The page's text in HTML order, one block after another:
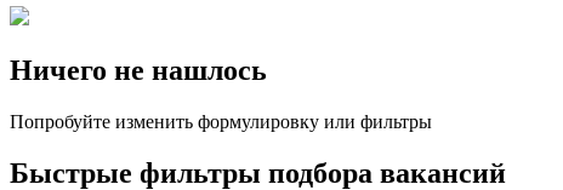
Ничего не нашлось
Попробуйте изменить формулировку или фильтры
Быстрые фильтры подбора вакансий